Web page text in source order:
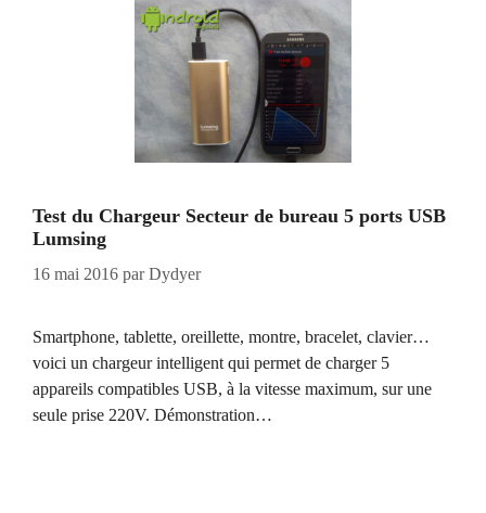
Test du Chargeur Secteur de bureau 5 ports USB
Lumsing
16 mai 2016 parDydyer
Smartphone, tablette, oreillette, montre, bracelet, clavier…
voici un chargeur intelligent qui permet de charger 5
appareils compatibles USB, à la vitesse maximum, sur une
seule prise 220V. Démonstration…